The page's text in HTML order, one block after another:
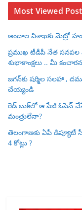
Most Viewed
అందాల విశాఖకు మెట్రో
ప్రముఖ టీడీపీ నేత సనపల
శుభాకాంక్షలు .. మీ
జగన్‌కు షర్మిల సలహా ,
చేయ్యండి
రెడ్ బుక్‌లో ఆ పేజీ ఓపెన్
మంత్రులేనా?
తెలంగాణకు ఏపీ
4 కోట్లు ?